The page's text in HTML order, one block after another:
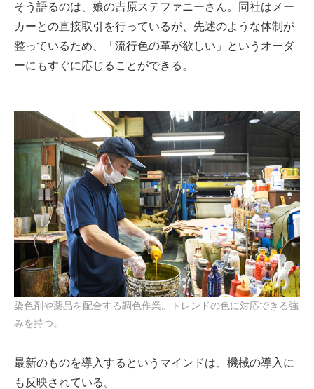
そう語るのは、娘の吉原ステファニーさん。同社はメー
カーとの直接取引を行っているが、先述のような体制が
整っているため、「流行色の革が欲しい」というオーダ
ーにもすぐに応じることができる。
染色剤や薬品を配合する調色作業。トレンドの色に対応できる強
みを持つ。
最新のものを導入するというマインドは、機械の導入に
も反映されている。